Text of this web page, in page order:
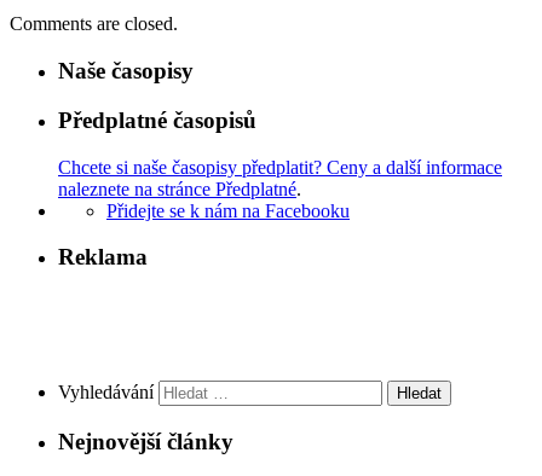
Comments are closed.
Naše časopisy
Předplatné časopisů
Chcete si naše časopisy předplatit? Ceny a další informace
naleznete na stránce Předplatné.
Přidejte se k nám na Facebooku
Reklama
Vyhledávání
Nejnovější články